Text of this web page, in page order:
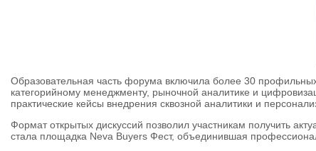
Образовательная часть форума включила более 30
категорийному менеджменту, рыночной аналитике и
практические кейсы внедрения сквозной аналитики и
Формат открытых дискуссий позволил участникам получить
стала площадка Neva Buyers Фест, объединившая